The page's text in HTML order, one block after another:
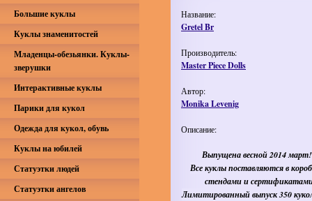
Название:
Gretel Br
Производитель:
Master Piece Dolls
Автор:
Monika Levenig
Описание:
Выпущена весной 2014
Все куклы поставляются в
стендами и
Лимитированный выпуск 350
Большие куклы
Куклы знаменитостей
Младенцы-обезьянки. Куклы-
зверушки
Интерактивные куклы
Парики для кукол
Одежда для кукол, обувь
Куклы на юбилей
Статуэтки людей
Статуэтки ангелов